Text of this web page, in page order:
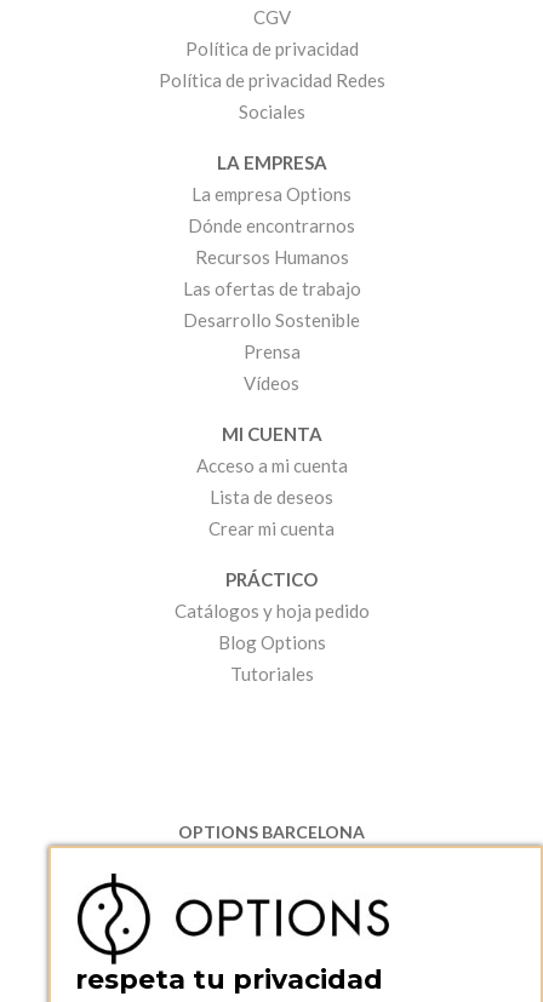
CGV
Política de privacidad
Política de privacidad Redes
Sociales
LA EMPRESA
La empresa Options
Dónde encontrarnos
Recursos Humanos
Las ofertas de trabajo
Desarrollo Sostenible
Prensa
Vídeos
MI CUENTA
Acceso a mi cuenta
Lista de deseos
Crear mi cuenta
PRÁCTICO
Catálogos y hoja pedido
Blog Options
Tutoriales
OPTIONS BARCELONA
08130 Santa Perpetua de Moguda, Barcelona
ESPAñA
Teléfono:
+34 935 724 041
OPTIONS BARCELONA SHOWROOM
respeta tu privacidad